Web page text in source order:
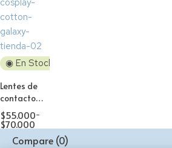
◉ En Stock
Lentes de
contacto
Cosplay
Kitawaga
$55.000-
$70.000
Compare (0)